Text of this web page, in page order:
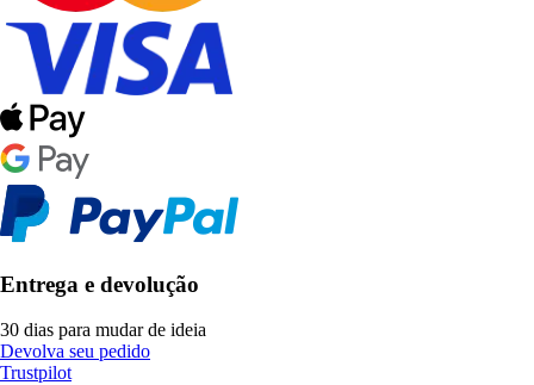
Entrega e devolução
30 dias para mudar de ideia
Devolva seu pedido
Trustpilot